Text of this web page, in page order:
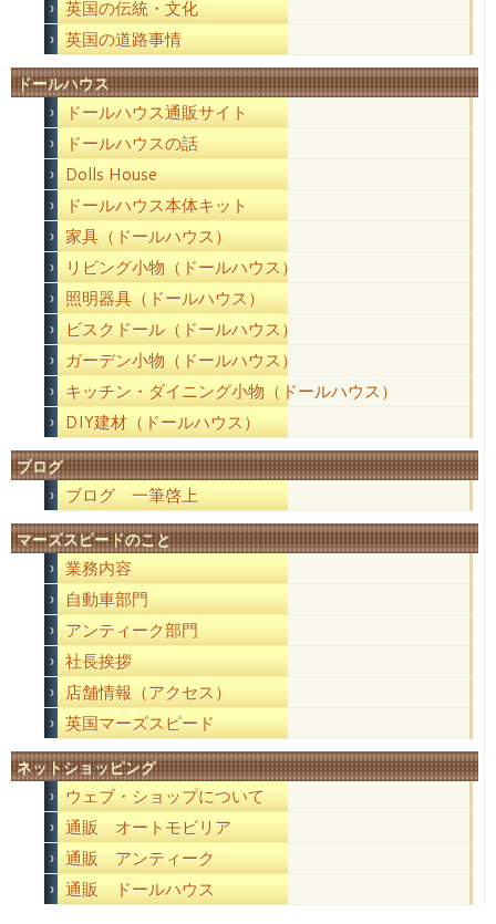
英国の伝統・文化
英国の道路事情
ドールハウス
ドールハウス通販サイト
ドールハウスの話
Dolls House
ドールハウス本体キット
家具（ドールハウス）
リビング小物（ドールハウス）
照明器具（ドールハウス）
ビスクドール（ドールハウス）
ガーデン小物（ドールハウス）
キッチン・ダイニング小物（ドールハウス）
DIY建材（ドールハウス）
ブログ
ブログ 一筆啓上
マーズスピードのこと
業務内容
自動車部門
アンティーク部門
社長挨拶
店舗情報（アクセス）
英国マーズスピード
ネットショッピング
ウェブ・ショップについて
通販 オートモビリア
通販 アンティーク
通販 ドールハウス